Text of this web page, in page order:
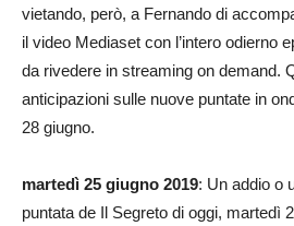
vietando, però, a Fernando di
il video Mediaset con l’intero odierno
da rivedere in streaming on demand.
anticipazioni sulle nuove puntate in
28 giugno.
martedì 25 giugno 2019: Un addio o
puntata de Il Segreto di oggi, martedì